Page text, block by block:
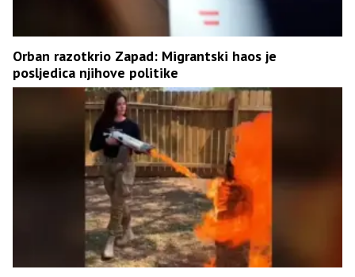
Orban razotkrio Zapad: Migrantski haos je
posljedica njihove politike